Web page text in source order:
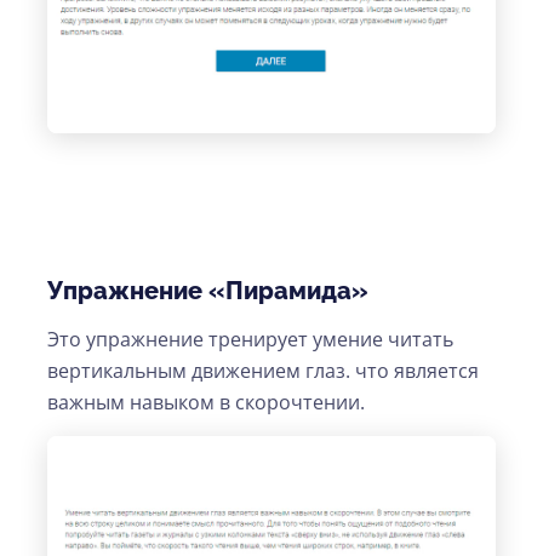
Упражнение «Пирамида»
Это упражнение тренирует умение читать
вертикальным движением глаз. что является
важным навыком в скорочтении.